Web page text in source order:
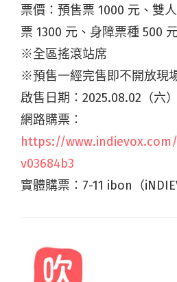
票價：預售票 1000 元、雙
票 1300 元、身障票種 500
※全區搖滾站席
※預售一經完售即不開放現
啟售日期：2025.08.02（六
網路購票：
https://
v03684b3
實體購票：7-11 ibon（